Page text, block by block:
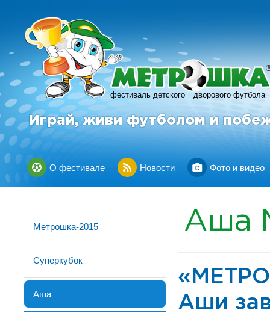
фестиваль детского дворового футбола
R
Играй, живи футболом и
О фестивале Новости Фото и видео
Метрошка-2015
Суперкубок
Аша
Аша
Аши